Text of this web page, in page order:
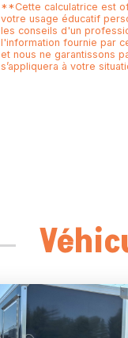
**Cette calculatrice est
votre usage éducatif
les conseils d'un
l'information fournie par
et nous ne garantissons
s’appliquera à votre